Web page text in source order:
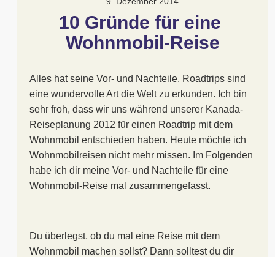
10 Gründe für eine
Wohnmobil-Reise
Alles hat seine Vor- und Nachteile. Roadtrips sind
eine wundervolle Art die Welt zu erkunden. Ich bin
sehr froh, dass wir uns während unserer Kanada-
Reiseplanung 2012 für einen Roadtrip mit dem
Wohnmobil entschieden haben. Heute möchte ich
Wohnmobilreisen nicht mehr missen. Im Folgenden
habe ich dir meine Vor- und Nachteile für eine
Wohnmobil-Reise mal zusammengefasst.
Du überlegst, ob du mal eine Reise mit dem
Wohnmobil machen sollst? Dann solltest du dir